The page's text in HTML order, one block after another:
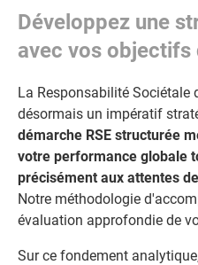
Développez une
avec vos objectifs
La Responsabilité Sociétale
désormais un impératif
démarche RSE structurée
votre performance globale
précisément aux attentes
Notre méthodologie
évaluation approfondie de
Sur ce fondement